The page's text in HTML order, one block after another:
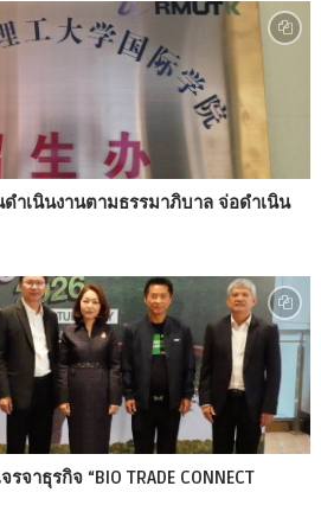
ำเนินงานตามธรรมาภิบาล จ่อดำเนิน
จาธุรกิจ “BIO TRADE CONNECT